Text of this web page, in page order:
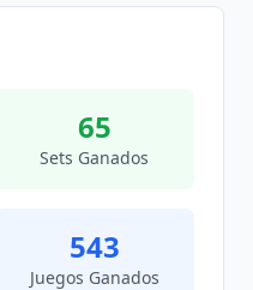
65
Sets Ganados
543
Juegos Ganados